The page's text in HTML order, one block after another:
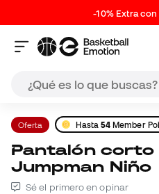
-10% Extra
Oferta Hasta 54 Member
Pantalón corto Jordan
Jumpman Niño
Sé el primero en opinar